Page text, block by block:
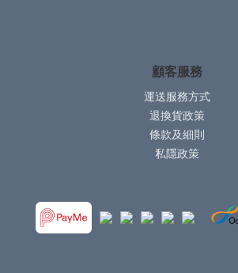
顧客服務
運送服務方式
退換貨政策
條款及細則
私隱政策